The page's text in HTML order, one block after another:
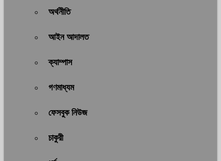
অর্থনীতি
আইন আদালত
ক্যাম্পাস
গণমাধ্যম
ফেসবুক নিউজ
চাকুরী